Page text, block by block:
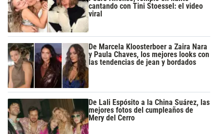
cantando con Tini Stoessel: el video
viral
De Marcela Kloosterboer a Zaira Nara
y Paula Chaves, los mejores looks con
las tendencias de jean y bordados
De Lali Espósito a la China Suárez, las
mejores fotos del cumpleaños de
Mery del Cerro